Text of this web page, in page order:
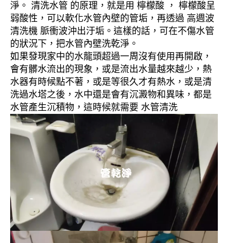
淨。 清洗水管 的原理，就是用 檸檬酸 ， 檸檬酸呈
弱酸性，可以軟化水管內壁的管垢，再透過 高週波
清洗機 脈衝波沖出汙垢。這樣的話，可在不傷水管
的狀況下，把水管內壁洗乾淨。
如果發現家中的水龍頭超過一周沒有使用再開啟，
會有髒水流出的現象，或是流出水量越來越少，熱
水器有時候點不著，或是等很久才有熱水，或是清
洗過水塔之後，水中還是會有沉澱物和異味，都是
水管產生沉積物，這時候就需要 水管清洗